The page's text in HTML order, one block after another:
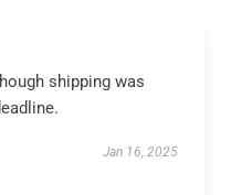
shipping was
Jan 16, 2025